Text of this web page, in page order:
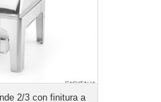
2/3 con finitura a